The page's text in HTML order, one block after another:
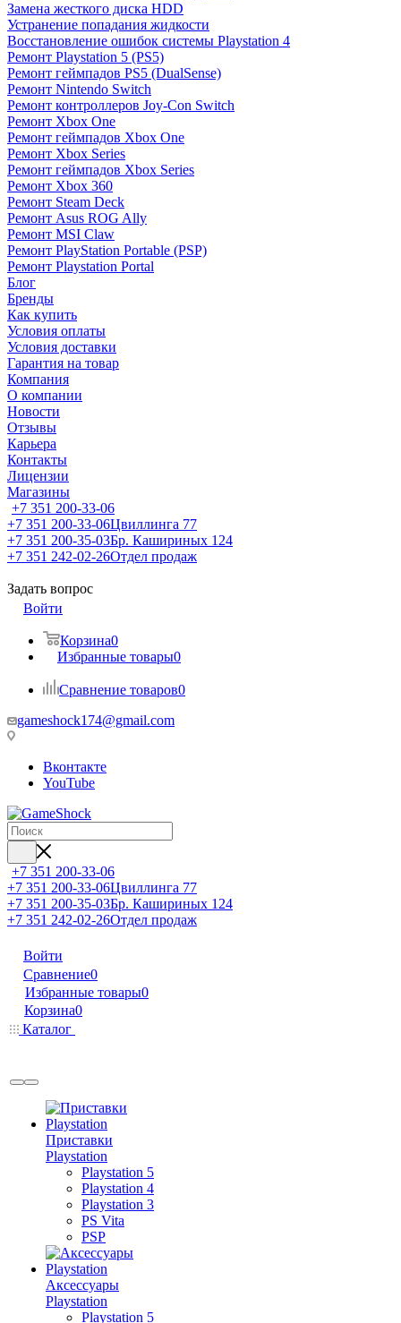
Замена жесткого диска HDD
Устранение попадания жидкости
Восстановление ошибок системы Playstation 4
Ремонт Playstation 5 (PS5)
Ремонт геймпадов PS5 (DualSense)
Ремонт Nintendo Switch
Ремонт контроллеров Joy-Con Switch
Ремонт Xbox One
Ремонт геймпадов Xbox One
Ремонт Xbox Series
Ремонт геймпадов Xbox Series
Ремонт Xbox 360
Ремонт Steam Deck
Ремонт Asus ROG Ally
Ремонт MSI Claw
Ремонт PlayStation Portable (PSP)
Ремонт Playstation Portal
Блог
Бренды
Как купить
Условия оплаты
Условия доставки
Гарантия на товар
Компания
О компании
Новости
Отзывы
Карьера
Контакты
Лицензии
Магазины
+7 351 200-33-06
+7 351 200-33-06Цвиллинга 77
+7 351 200-35-03Бр. Кашириных 124
+7 351 242-02-26Отдел продаж
Задать вопрос
Войти
Корзина0
Избранные товары0
Сравнение товаров0
gameshock174@gmail.com
Вконтакте
YouTube
+7 351 200-33-06
+7 351 200-33-06Цвиллинга 77
+7 351 200-35-03Бр. Кашириных 124
+7 351 242-02-26Отдел продаж
Войти
Сравнение0
Избранные товары0
Корзина0
Каталог
Приставки
Playstation
Playstation 5
Playstation 4
Playstation 3
PS Vita
PSP
Аксессуары
Playstation
Playstation 5